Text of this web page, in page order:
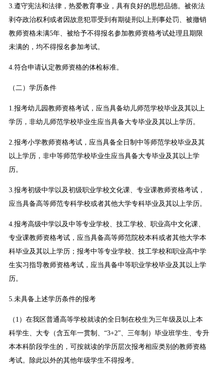
3.遵守宪法和法律，热爱教育事业，具有良好的思想品德。被依法
剥夺政治权利或者因故意犯罪受到有期徒刑以上刑事处罚、被撤销
教师资格未满5年、被给予不得报名参加教师资格考试处理且期限
未满的，均不得报名参加考试。
4.符合申请认定教师资格的体检标准。
（二）学历条件
1.报考幼儿园教师资格考试，应当具备幼儿师范学校毕业及其以上
学历，非幼儿师范学校毕业生应当具备大专毕业及其以上学历。
2.报考小学教师资格考试，应当具备全日制中等师范学校毕业及其
以上学历，非中等师范学校毕业生应当具备大专毕业及其以上学
历。
3.报考初级中学以及初级职业学校文化课、专业课教师资格考试，
应当具备高等师范专科学校或者其他大学专科毕业及其以上学历。
4.报考高级中学以及中等专业学校、技工学校、职业高中文化课、
专业课教师资格考试，应当具备高等师范院校本科或者其他大学本
科毕业及其以上学历；报考中等专业学校、技工学校和职业高中学
生实习指导教师资格考试，应当具备中等职业学校毕业及其以上学
历。
5.未具备上述学历条件的报考
（1）在我区普通高等学校就读的全日制在校生为三年级及以上本
科学生、大专（含五年一贯制、“3+2”、三年制）毕业班学生、专升
本本科阶段学生的，可按就读的学历层次报考相应类别的教师资格
考试。除此以外的其他年级学生不得报考。